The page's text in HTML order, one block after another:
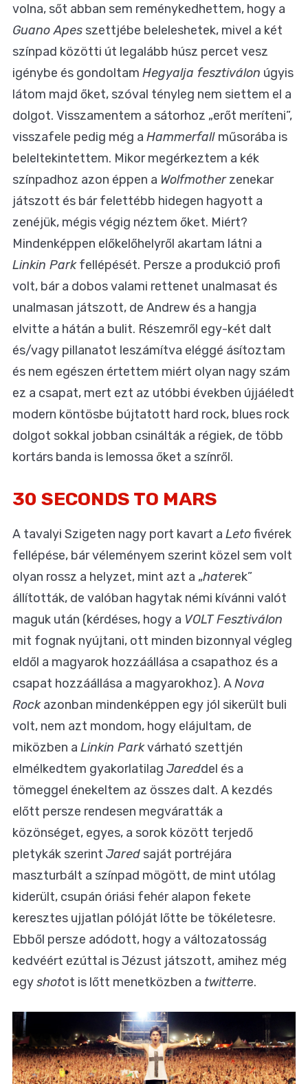
volna, sőt abban sem reménykedhettem, hogy a
Guano Apes szettjébe beleleshetek, mivel a két
színpad közötti út legalább húsz percet vesz
igénybe és gondoltam Hegyalja fesztiválon úgyis
látom majd őket, szóval tényleg nem siettem el a
dolgot. Visszamentem a sátorhoz „erőt meríteni”,
visszafele pedig még a Hammerfall műsorába is
beleltekintettem. Mikor megérkeztem a kék
színpadhoz azon éppen a Wolfmotherzenekar
játszott és bár felettébb hidegen hagyott a
zenéjük, mégis végig néztem őket. Miért?
Mindenképpen előkelőhelyről akartam látni a
Linkin Parkfellépését. Persze a produkció profi
volt, bár a dobos valami rettenet unalmasat és
unalmasan játszott, de Andrew és a hangja
elvitte a hátán a bulit. Részemről egy-két dalt
és/vagy pillanatot leszámítva eléggé ásítoztam
és nem egészen értettem miért olyan nagy szám
ez a csapat, mert ezt az utóbbi években újjáéledt
modern köntösbe bújtatott hard rock, blues rock
dolgot sokkal jobban csinálták a régiek, de több
kortárs banda is lemossa őket a színről.
30 SECONDS TO MARS
A tavalyi Szigeten nagy port kavart a Letofivérek
fellépése, bár véleményem szerint közel sem volt
olyan rossz a helyzet, mint azt a „haterek”
állították, de valóban hagytak némi kívánni valót
maguk után (kérdéses, hogy a VOLT Fesztiválon
mit fognak nyújtani, ott minden bizonnyal végleg
eldől a magyarok hozzáállása a csapathoz és a
csapat hozzáállása a magyarokhoz). ANova
Rockazonban mindenképpen egy jól sikerült buli
volt, nem azt mondom, hogy elájultam, de
miközben a Linkin Parkvárható szettjén
elmélkedtem gyakorlatilag Jareddel és a
tömeggel énekeltem az összes dalt. A kezdés
előtt persze rendesen megváratták a
közönséget, egyes, a sorok között terjedő
pletykák szerint Jared saját portréjára
maszturbált a színpad mögött, de mint utólag
kiderült, csupán óriási fehér alapon fekete
keresztes ujjatlan pólóját lőtte be tökéletesre.
Ebből persze adódott, hogy a változatosság
kedvéért ezúttal is Jézust játszott, amihez még
egyshotot is lőtt menetközben a twitterre.